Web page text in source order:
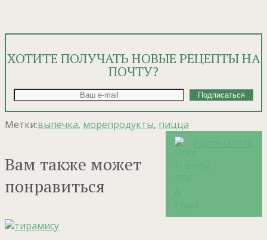
ХОТИТЕ ПОЛУЧАТЬ НОВЫЕ РЕЦЕПТЫ НА
ПОЧТУ?
Метки:выпечка, морепродукты, пицца
Вам также может
понравиться